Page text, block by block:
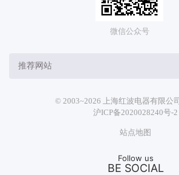
微信公众号
推荐网站
© 2003~2026 上海红波电器有限公
沪ICP备2020028240号-2
站点地图
Follow us
BE SOCIAL